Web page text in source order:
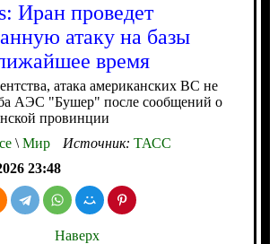
Иран проведет
атаку на базы
время
атака американских ВС не
АЭС "Бушер" после сообщений о
провинции
\Мир Источник: ТАСС
23:48
Наверх